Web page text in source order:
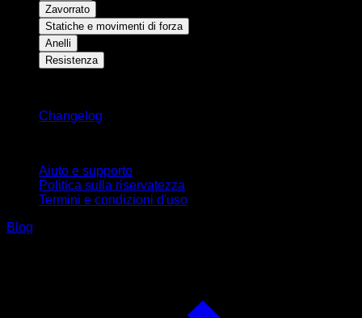
Zavorrato
Statiche e movimenti di forza
Anelli
Resistenza
Changelog
Aiuto e supporto
Politica sulla riservatezza
Termini e condizioni d'uso
Blog